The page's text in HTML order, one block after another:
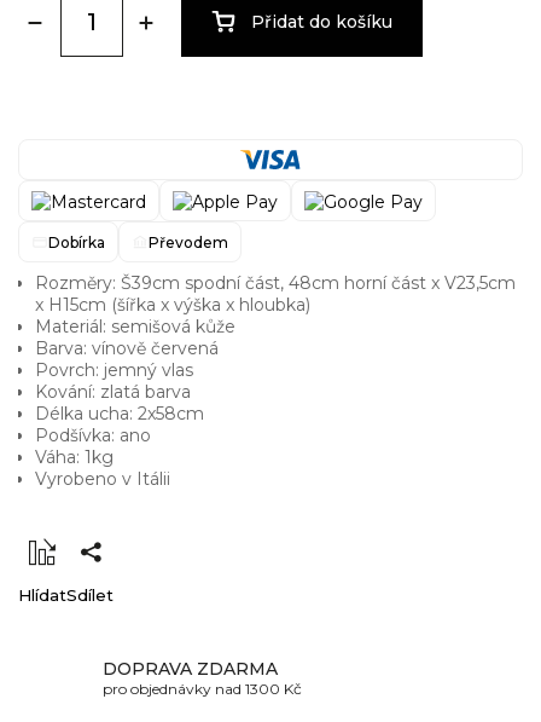
Přidat do košíku
Dobírka Převodem
Rozměry: Š39cm spodní část, 48cm horní část x V23,5cm
x H15cm (šířka x výška x hloubka)
Materiál: semišová kůže
Barva: vínově červená
Povrch: jemný vlas
Kování: zlatá barva
Délka ucha: 2x58cm
Podšívka: ano
Váha: 1kg
Vyrobeno v Itálii
HlídatSdílet
DOPRAVA ZDARMA
pro objednávky nad 1300 Kč